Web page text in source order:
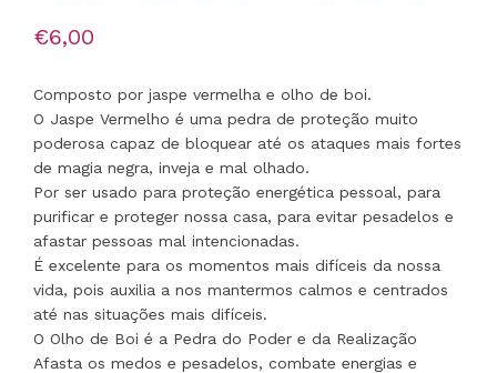
€6,00
Composto por jaspe vermelha e olho de boi.
O Jaspe Vermelho é uma pedra de proteção muito
poderosa capaz de bloquear até os ataques mais fortes
de magia negra, inveja e mal olhado.
Por ser usado para proteção energética pessoal, para
purificar e proteger nossa casa, para evitar pesadelos e
afastar pessoas mal intencionadas.
É excelente para os momentos mais difíceis da nossa
vida, pois auxilia a nos mantermos calmos e centrados
até nas situações mais difíceis.
O Olho de Boi é a Pedra do Poder e da Realização
Afasta os medos e pesadelos, combate energias e